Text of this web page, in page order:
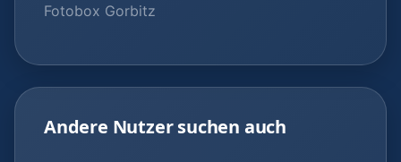
Fotobox Gorbitz
Andere Nutzer suchen auch